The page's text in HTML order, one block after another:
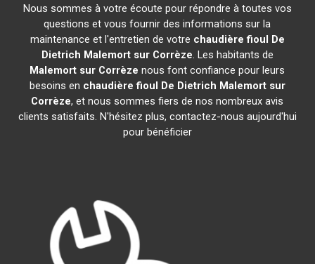
Nous sommes à votre écoute pour répondre à toutes vos
questions et vous fournir des informations sur la
maintenance et l'entretien de votre chaudière fioul De
Dietrich Malemort sur Corrèze. Les habitants de
Malemort sur Corrèze nous font confiance pour leurs
besoins en chaudière fioul De Dietrich Malemort sur
Corrèze, et nous sommes fiers de nos nombreux avis
clients satisfaits. N'hésitez plus, contactez-nous aujourd'hui
pour bénéficier